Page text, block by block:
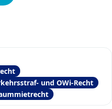
und OWi-Recht